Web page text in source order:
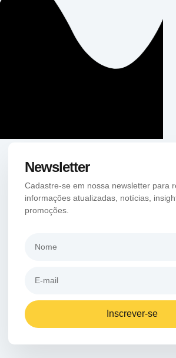
Newsletter
Cadastre-se em nossa newsletter para
informações atualizadas, notícias,
promoções.
Inscrever-se